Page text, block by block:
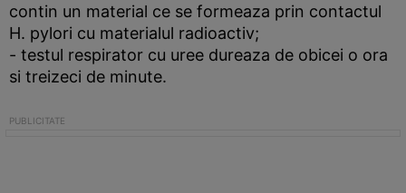
contin un material ce se formeaza prin contactul
H. pylori cu materialul radioactiv;
- testul respirator cu uree dureaza de obicei o ora
si treizeci de minute.